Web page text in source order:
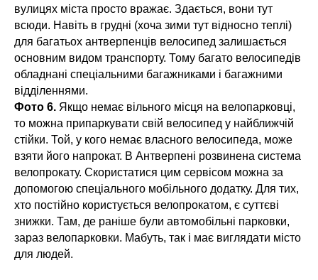
вулицях міста просто вражає. Здається, вони тут
всюди. Навіть в грудні (хоча зими тут відносно теплі)
для багатьох антверпенців велосипед залишається
основним видом транспорту. Тому багато велосипедів
обладнані спеціальними багажниками і багажними
відділеннями.
Фото 6. Якщо немає вільного місця на велопарковці,
то можна припаркувати свій велосипед у найближчій
стійки. Той, у кого немає власного велосипеда, може
взяти його напрокат. В Антверпені розвинена система
велопрокату. Скористатися цим сервісом можна за
допомогою спеціального мобільного додатку. Для тих,
хто постійно користується велопрокатом, є суттєві
знижки. Там, де раніше були автомобільні парковки,
зараз велопарковки. Мабуть, так і має виглядати місто
для людей.